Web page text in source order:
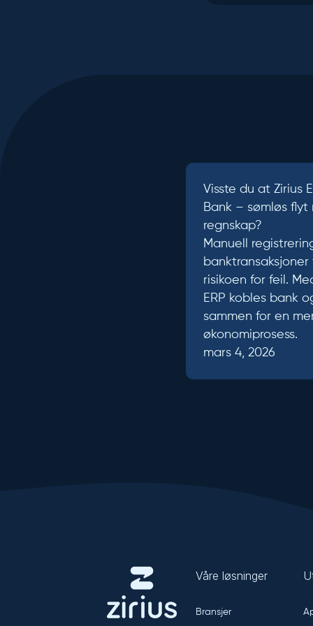
Visste du at Zirius
Bank – sømløs
regnskap?
Manuell
risikoen for feil.
ERP kobles bank
sammen for en
økonomiprosess.
mars 4, 2026
Våre løsninger
Bransjer